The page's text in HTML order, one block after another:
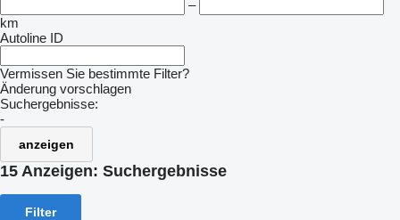
–
km
Autoline ID
Vermissen Sie bestimmte Filter?
Änderung vorschlagen
Suchergebnisse:
-
anzeigen
15 Anzeigen: Suchergebnisse
Filter